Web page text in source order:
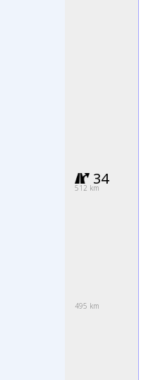
34
512 km
495 km